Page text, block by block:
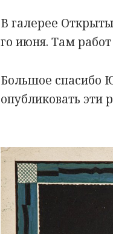
В галерее
го июня. Там
Большое спасибо
опубликовать эти